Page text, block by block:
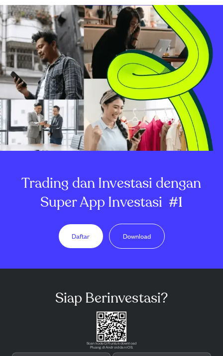
Trading dan Investasi dengan
Super App Investasi #1
Daftar Download
Siap Berinvestasi?
Scan kode QR untuk download
Pluang di Android dan iOS.